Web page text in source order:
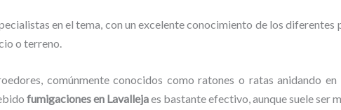
en el tema, con un excelente conocimiento de los diferentes
o terreno.
comúnmente conocidos como ratones o ratas anidando en
fumigacionesen Lavallejaes bastante efectivo, aunque suele ser